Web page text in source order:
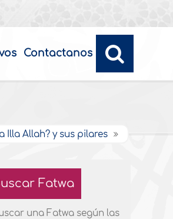
Contactanos
Illa Allah? y sus pilares
Fatwa
una Fatwa según las